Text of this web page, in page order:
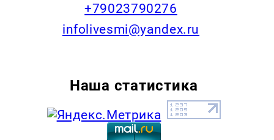
+79023790276
infolivesmi@yandex.ru
Наша статистика